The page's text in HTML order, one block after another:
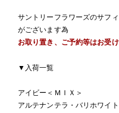
サントリーフラワーズのサフ
がございます為
お取り置き、ご予約等はお受け
▼入荷一覧
アイビー＜ＭＩＸ＞
アルテナンテラ・バリホワイト